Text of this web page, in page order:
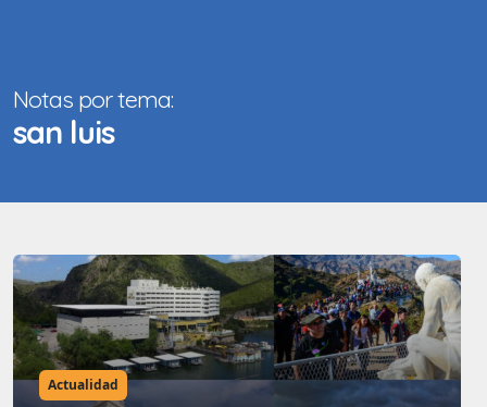
Notas por tema:
san luis
Actualidad